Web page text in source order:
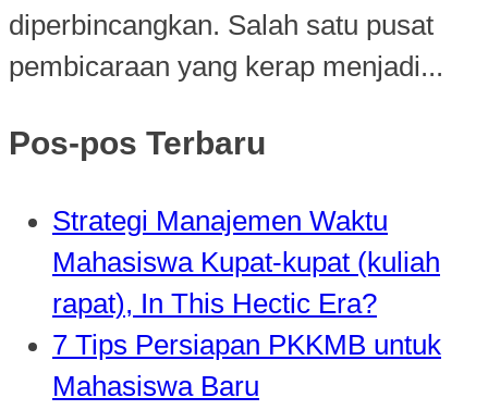
diperbincangkan. Salah satu pusat
pembicaraan yang kerap menjadi...
Pos-pos Terbaru
Strategi Manajemen Waktu
Mahasiswa Kupat-kupat (kuliah
rapat), In This Hectic Era?
7 Tips Persiapan PKKMB untuk
Mahasiswa Baru